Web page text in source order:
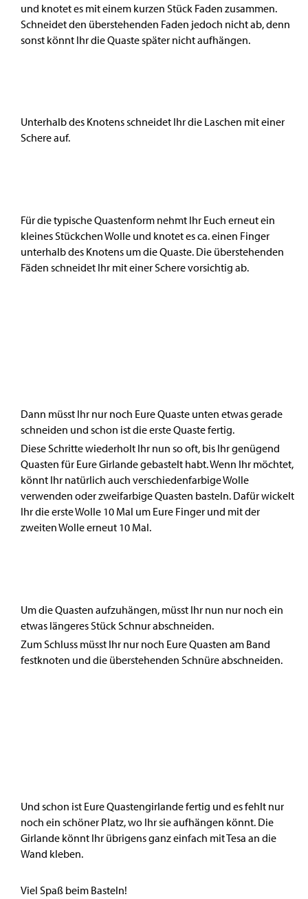
und knotet es mit einem kurzen Stück Faden zusammen.
Schneidet den überstehenden Faden jedoch nicht ab, denn
sonst könnt Ihr die Quaste später nicht aufhängen.
Unterhalb des Knotens schneidet Ihr die Laschen mit einer
Schere auf.
Für die typische Quastenform nehmt Ihr Euch erneut ein
kleines Stückchen Wolle und knotet es ca. einen Finger
unterhalb des Knotens um die Quaste. Die überstehenden
Fäden schneidet Ihr mit einer Schere vorsichtig ab.
Dann müsst Ihr nur noch Eure Quaste unten etwas gerade
schneiden und schon ist die erste Quaste fertig.
Diese Schritte wiederholt Ihr nun so oft, bis Ihr genügend
Quasten für Eure Girlande gebastelt habt. Wenn Ihr möchtet,
könnt Ihr natürlich auch verschiedenfarbige Wolle
verwenden oder zweifarbige Quasten basteln. Dafür wickelt
Ihr die erste Wolle 10 Mal um Eure Finger und mit der
zweiten Wolle erneut 10 Mal.
Um die Quasten aufzuhängen, müsst Ihr nun nur noch ein
etwas längeres Stück Schnur abschneiden.
Zum Schluss müsst Ihr nur noch Eure Quasten am Band
festknoten und die überstehenden Schnüre abschneiden.
Und schon ist Eure Quastengirlande fertig und es fehlt nur
noch ein schöner Platz, wo Ihr sie aufhängen könnt. Die
Girlande könnt Ihr übrigens ganz einfach mit Tesa an die
Wand kleben.
Viel Spaß beim Basteln!